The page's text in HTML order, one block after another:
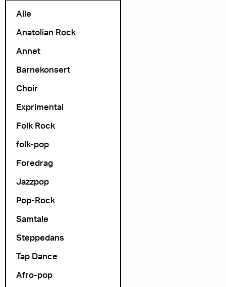
Alle
Anatolian Rock
Annet
Barnekonsert
Choir
Exprimental
Folk Rock
folk-pop
Foredrag
Jazzpop
Pop-Rock
Samtale
Steppedans
Tap Dance
Afro-pop
Måned
Arrangør